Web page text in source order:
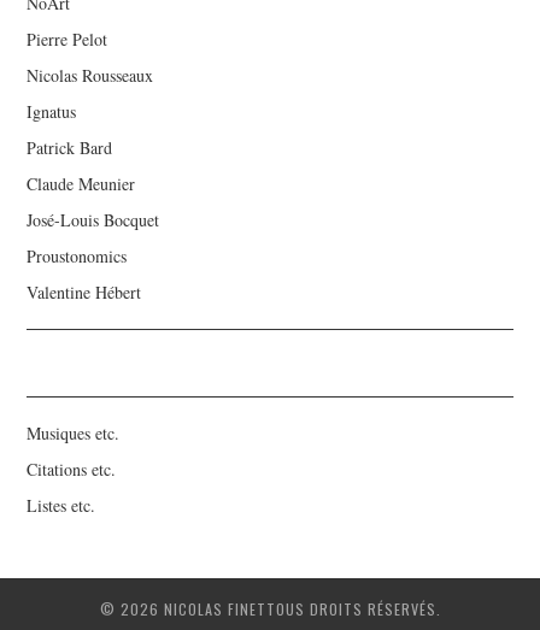
Pierre Pelot
Nicolas Rousseaux
Ignatus
Patrick Bard
Claude Meunier
José-Louis Bocquet
Proustonomics
Valentine Hébert
Musiques etc.
Citations etc.
Listes etc.
© 2026 NICOLAS FINETTOUS DROITS RÉSERVÉS.